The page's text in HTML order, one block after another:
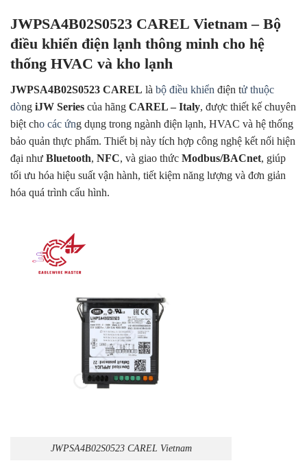
JWPSA4B02S0523 CAREL Vietnam – Bộ
điều khiển điện lạnh thông minh cho hệ
thống HVAC và kho lạnh
JWPSA4B02S0523 CAREL là bộ điều khiển điện tử thuộc
dòng iJW Series của hãng CAREL – Italy, được thiết kế chuyên
biệt cho các ứng dụng trong ngành điện lạnh, HVAC và hệ thống
bảo quản thực phẩm. Thiết bị này tích hợp công nghệ kết nối hiện
đại như Bluetooth, NFC, và giao thức Modbus/BACnet, giúp
tối ưu hóa hiệu suất vận hành, tiết kiệm năng lượng và đơn giản
hóa quá trình cấu hình.
JWPSA4B02S0523 CAREL Vietnam